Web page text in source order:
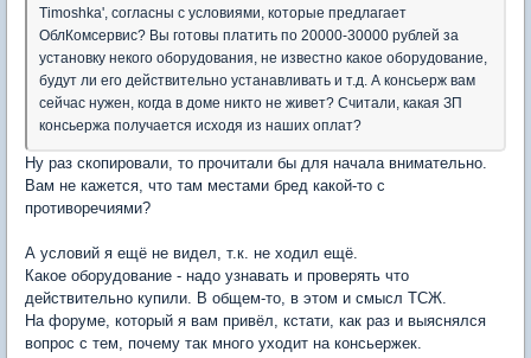
Timoshka', согласны с условиями, которые предлагает
ОблКомсервис? Вы готовы платить по 20000-30000 рублей за
установку некого оборудования, не известно какое оборудование,
будут ли его действительно устанавливать и т.д. А консьерж вам
сейчас нужен, когда в доме никто не живет? Считали, какая ЗП
консьержа получается исходя из наших оплат?
Ну раз скопировали, то прочитали бы для начала внимательно.
Вам не кажется, что там местами бред какой-то с
противоречиями?
А условий я ещё не видел, т.к. не ходил ещё.
Какое оборудование - надо узнавать и проверять что
действительно купили. В общем-то, в этом и смысл ТСЖ.
На форуме, который я вам привёл, кстати, как раз и выяснялся
вопрос с тем, почему так много уходит на консьержек.